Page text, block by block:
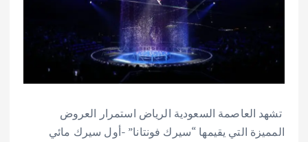
تشهد العاصمة السعودية الرياض استمرار العروض
المميزة التي يقيمها “سيرك فونتانا” -أول سيرك مائي